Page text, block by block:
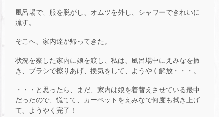
風呂場で、服を脱がし、オムツを外し、シャワーできれいに
流す。
そこへ、家内達が帰ってきた。
状況を察した家内に娘を渡し、私は、風呂場中にえみなを撒
き、ブラシで擦りあげ、換気をして、ようやく解放・・・。
・・・と思ったら、まだ、家内は娘を着替えさせている最中
だったので、慌てて、カーペットをえみなで何度も拭き上げ
て、ようやく完了！